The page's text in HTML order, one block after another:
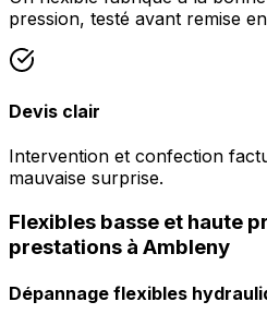
pression, testé avant remise
Devis clair
Intervention et confection
mauvaise surprise.
Flexibles basse et haute
prestations à Ambleny
Dépannage flexibles